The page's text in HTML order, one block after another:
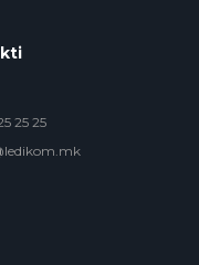
25 25